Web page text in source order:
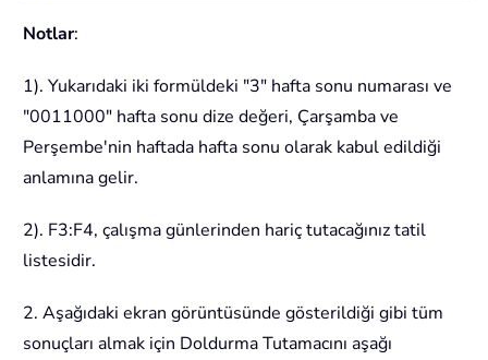
Notlar:
1). Yukarıdaki iki formüldeki "3" hafta sonu numarası ve
"0011000" hafta sonu dize değeri, Çarşamba ve
Perşembe'nin haftada hafta sonu olarak kabul edildiği
anlamına gelir.
2). F3:F4, çalışma günlerinden hariç tutacağınız tatil
listesidir.
2. Aşağıdaki ekran görüntüsünde gösterildiği gibi tüm
sonuçları almak için Doldurma Tutamacını aşağı